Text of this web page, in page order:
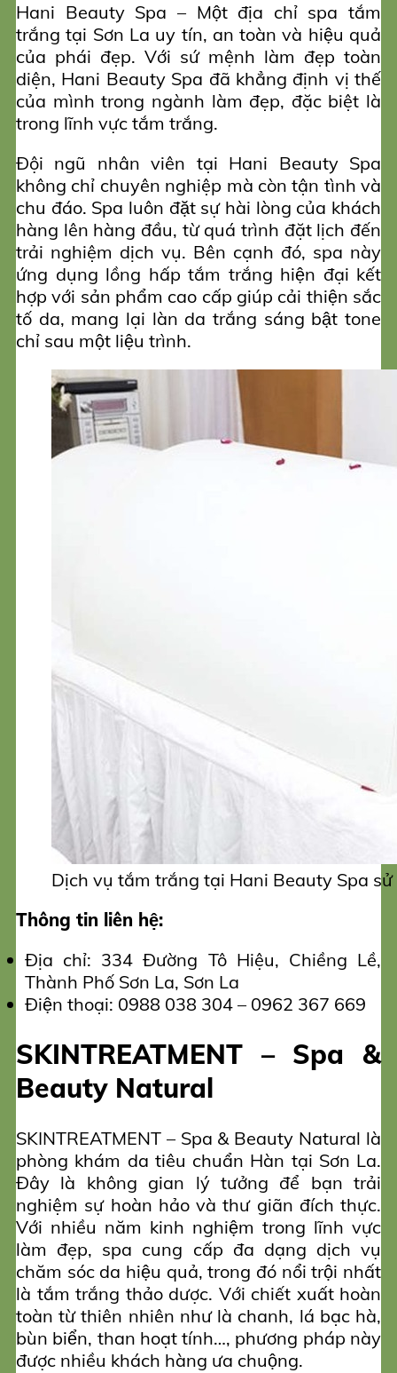
Hani Beauty Spa – Một địa chỉ spa tắm
trắng tại Sơn La uy tín, an toàn và hiệu quả
của phái đẹp. Với sứ mệnh làm đẹp toàn
diện, Hani Beauty Spa đã khẳng định vị thế
của mình trong ngành làm đẹp, đặc biệt là
trong lĩnh vực tắm trắng.
Đội ngũ nhân viên tại Hani Beauty Spa
không chỉ chuyên nghiệp mà còn tận tình và
chu đáo. Spa luôn đặt sự hài lòng của khách
hàng lên hàng đầu, từ quá trình đặt lịch đến
trải nghiệm dịch vụ. Bên cạnh đó, spa này
ứng dụng lồng hấp tắm trắng hiện đại kết
hợp với sản phẩm cao cấp giúp cải thiện sắc
tố da, mang lại làn da trắng sáng bật tone
chỉ sau một liệu trình.
Dịch vụ tắm trắng tại Hani Beauty Spa
Thông tin liên hệ:
Địa chỉ: 334 Đường Tô Hiệu, Chiềng Lề,
Thành Phố Sơn La, Sơn La
Điện thoại: 0988 038 304 – 0962 367 669
SKINTREATMENT – Spa &
Beauty Natural
SKINTREATMENT – Spa & Beauty Natural là
phòng khám da tiêu chuẩn Hàn tại Sơn La.
Đây là không gian lý tưởng để bạn trải
nghiệm sự hoàn hảo và thư giãn đích thực.
Với nhiều năm kinh nghiệm trong lĩnh vực
làm đẹp, spa cung cấp đa dạng dịch vụ
chăm sóc da hiệu quả, trong đó nổi trội nhất
là tắm trắng thảo dược. Với chiết xuất hoàn
toàn từ thiên nhiên như là chanh, lá bạc hà,
bùn biển, than hoạt tính…, phương pháp này
được nhiều khách hàng ưa chuộng.